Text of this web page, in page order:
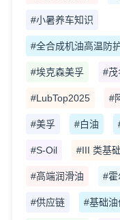
#小暑养车知识
#全合成机油高温防
#埃克森美孚 #茂
#LubTop2025 #
#美孚 #白油
#S-Oil #III 类基
#高端润滑油 #霍
#供应链 #基础油